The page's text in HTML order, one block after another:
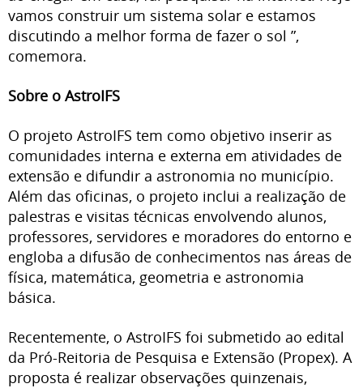
vamos construir um sistema solar e estamos
discutindo a melhor forma de fazer o sol ”,
comemora.
Sobre o AstroIFS
O projeto AstroIFS tem como objetivo inserir as
comunidades interna e externa em atividades de
extensão e difundir a astronomia no município.
Além das oficinas, o projeto inclui a realização de
palestras e visitas técnicas envolvendo alunos,
professores, servidores e moradores do entorno e
engloba a difusão de conhecimentos nas áreas de
física, matemática, geometria e astronomia
básica.
Recentemente, o AstroIFS foi submetido ao edital
da Pró-Reitoria de Pesquisa e Extensão (Propex). A
proposta é realizar observações quinzenais,